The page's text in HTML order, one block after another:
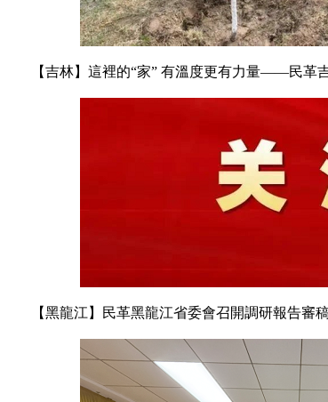
【吉林】這裡的“家” 有溫度更有力量——民革
【黑龍江】民革黑龍江省委會召開調研報告